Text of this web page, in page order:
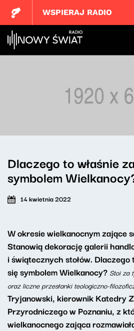
WSPIERAJ RADIO
Dlaczego to właśnie
symbolem
14 kwietnia 2022
W okresie wielkanocnym zające
Stanowią dekorację galerii
i świątecznych stołów. Dlaczego
się symbolem Wielkanocy? Stoi za
oraz liczne przesłanki teologiczno-
Tryjanowski, kierownik Katedry
Przyrodniczego w Poznaniu, z
wielkanocnego zająca